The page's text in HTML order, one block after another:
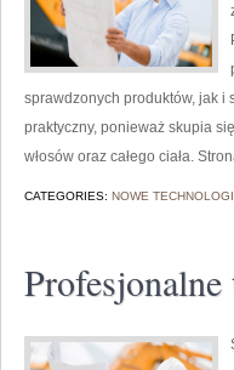
sprawdzonych produktów, jak i
praktyczny, ponieważ skupia
włosów oraz całego ciała.
CATEGORIES: NOWE